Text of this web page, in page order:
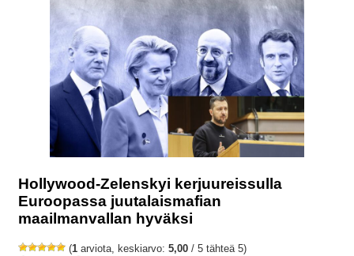
Hollywood-Zelenskyi kerjuureissulla
Euroopassa juutalaismafian
maailmanvallan hyväksi
(1 arviota, keskiarvo: 5,00 / 5 tähteä 5)